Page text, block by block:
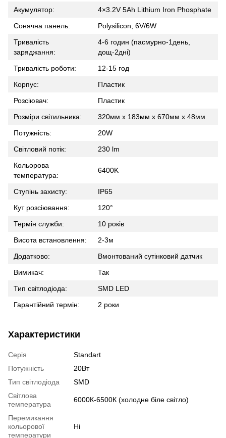
Акумулятор:
4×3.2V 5Ah Lithium Iron Phosphate
Сонячна панель:
Polysilicon, 6V/6W
Тривалість
заряджання:
4-6 годин (пасмурно-1день,
дощ-2дні)
Тривалість роботи:
12-15 год
Корпус:
Пластик
Розсіювач:
Пластик
Розміри світильника:
320мм х 183мм х 670мм х 48мм
Потужність:
20W
Світловий потік:
230 lm
Кольорова
температура:
6400K
Ступінь захисту:
IP65
Кут розсіювання:
120°
Термін служби:
10 років
Висота встановлення:
2-3м
Додатково:
Вмонтований сутінковий датчик
Вимикач:
Так
Тип світлодіода:
SMD LED
Гарантійний термін:
2 роки
Характеристики
Серія
Standart
Потужність
20Вт
Тип світлодіода
SMD
Світлова
температура
6000К-6500К (холодне біле світло)
Перемикання
кольорової
температури
Ні